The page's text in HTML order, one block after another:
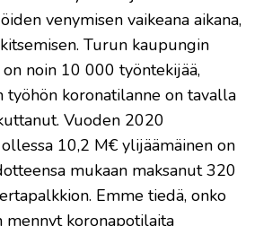
venymisen vaikeana aikana,
Turun kaupungin
noin 10 000 työntekijää,
työhön koronatilanne on tavalla
Vuoden 2020
10,2 M€ ylijäämäinen on
mukaan maksanut 320
Emme tiedä, onko
mennyt koronapotilaita